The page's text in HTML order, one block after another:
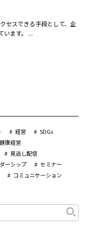
セスできる手段として、企
います。 ...
経営
SDGs
健康経営
見逃し配信
ーシップ
セミナー
コミュニケーション